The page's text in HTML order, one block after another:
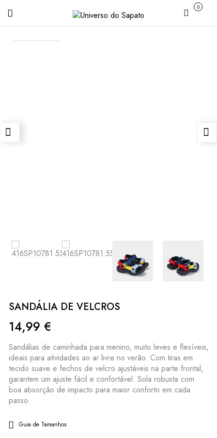
Carrinho
0
SANDÁLIA DE VELCROS
14,99 €
Sandálias de caminhada para menino, muito leves e flexíveis,
ideais para atividades ao ar livre no verão. Com tiras em
tecido suave e fechos de velcro ajustáveis na parte frontal,
garantem um ajuste fácil e confortável. Sola robusta com
boa absorção de impacto para maior conforto em cada
passo.
Guia de Tamanhos